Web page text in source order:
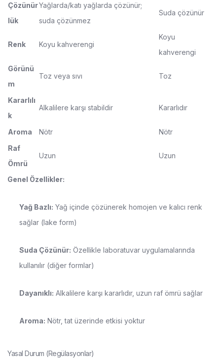
Çözünür
lük
Yağlarda/katı yağlarda çözünür;
suda çözünmez
Suda çözünür
Renk Koyu kahverengi
Koyu
kahverengi
Görünü
m
Toz veya sıvı Toz
Kararlılı
k
Alkalilere karşı stabildir Kararlıdır
Aroma Nötr
Nötr
Raf
Ömrü
Uzun Uzun
Genel Özellikler:
Yağ Bazlı: Yağ içinde çözünerek homojen ve kalıcı renk
sağlar (lake form)
Suda Çözünür: Özellikle laboratuvar uygulamalarında
kullanılır (diğer formlar)
Dayanıklı: Alkalilere karşı kararlıdır, uzun raf ömrü sağlar
Aroma: Nötr, tat üzerinde etkisi yoktur
Yasal Durum (Regülasyonlar)